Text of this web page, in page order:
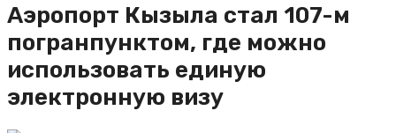
Аэропорт Кызыла стал 107-м
погранпунктом, где можно
использовать единую
электронную визу